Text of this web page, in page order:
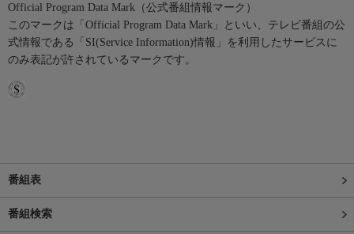
Official Program Data Mark（公式番組情報マーク）
このマークは「Official Program Data Mark」といい、テレビ番組の公
式情報である「SI(Service Information)情報」を利用したサービスに
のみ表記が許されているマークです。
番組表
番組検索